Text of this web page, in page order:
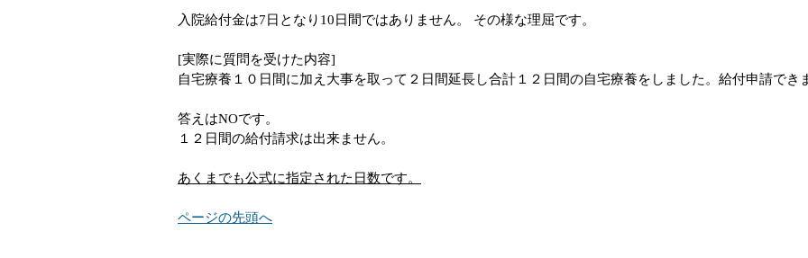
入院給付金は7日となり10日間ではありません。 その様な理屈です。
[実際に質問を受けた内容]
自宅療養１０日間に加え大事を取って２日間延長し合計１２日間の自宅療養をしました。給付申請でき
答えはNOです。
１２日間の給付請求は出来ません。
あくまでも公式に指定された日数です。
ページの先頭へ